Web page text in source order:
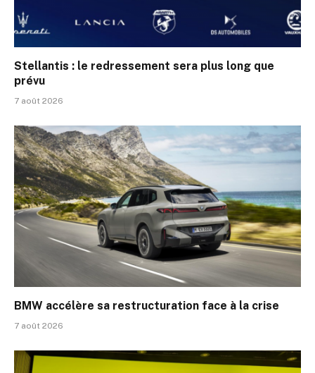
Stellantis : le redressement sera plus long que
prévu
7 août 2026
BMW accélère sa restructuration face à la crise
7 août 2026